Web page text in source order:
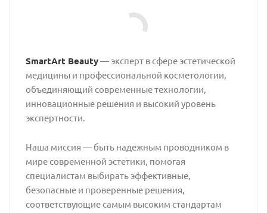
SmartArt Beauty— эксперт в сфере эстетической
медицины и профессиональной косметологии,
объединяющий современные технологии,
инновационные решения и высокий уровень
экспертности.
Наша миссия — быть надежным проводником в
мире современной эстетики, помогая
специалистам выбирать эффективные,
безопасные и проверенные решения,
соответствующие самым высоким стандартам